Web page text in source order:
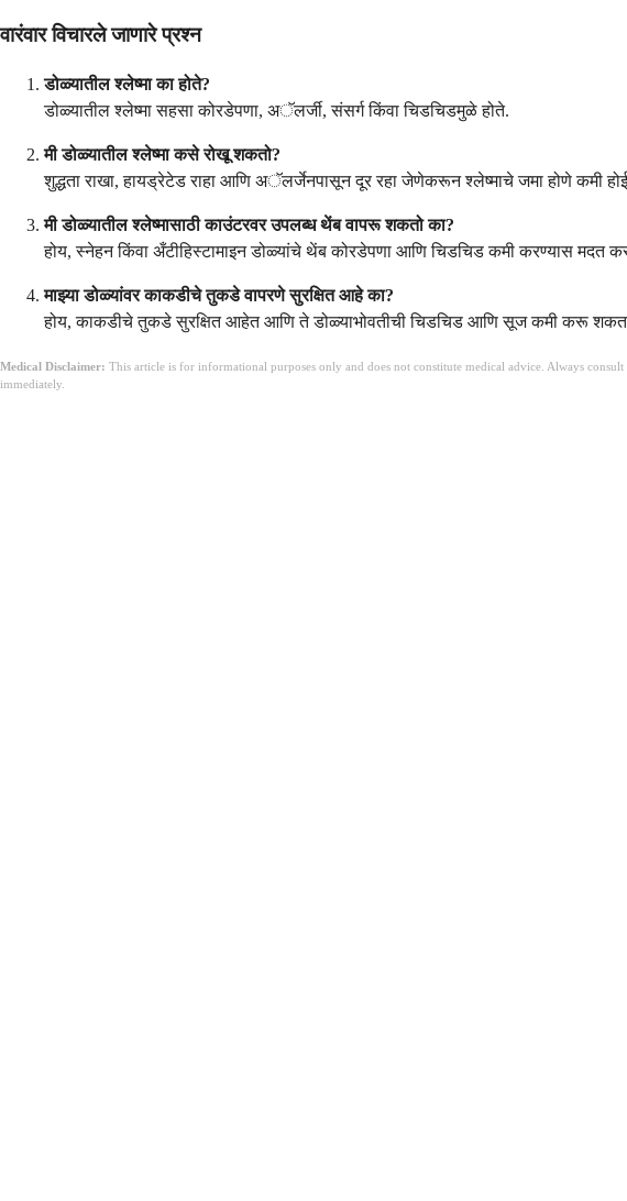
वारंवार विचारले जाणारे प्रश्न
डोळ्यातील श्लेष्मा का होते?
डोळ्यातील श्लेष्मा सहसा कोरडेपणा, अॅलर्जी, संसर्ग किंवा चिडचिडमुळे होते.
मी डोळ्यातील श्लेष्मा कसे रोखू शकतो?
शुद्धता राखा, हायड्रेटेड राहा आणि अॅलर्जेनपासून दूर रहा जेणेकरून श्लेष्माचे जमा होणे कमी
मी डोळ्यातील श्लेष्मासाठी काउंटरवर उपलब्ध थेंब वापरू शकतो का?
होय, स्नेहन किंवा अँटीहिस्टामाइन डोळ्यांचे थेंब कोरडेपणा आणि चिडचिड कमी करण्यास मदत
माझ्या डोळ्यांवर काकडीचे तुकडे वापरणे सुरक्षित आहे का?
होय, काकडीचे तुकडे सुरक्षित आहेत आणि ते डोळ्याभोवतीची चिडचिड आणि सूज कमी करू
Medical Disclaimer: This article is for informational purposes only and does not constitute medical advice. Always
immediately.